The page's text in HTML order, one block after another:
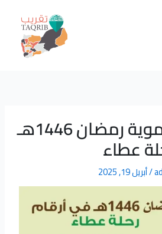
رباط الخير التنموية رمضان 1446هـ
عطاء
/أبريل 19, 2025